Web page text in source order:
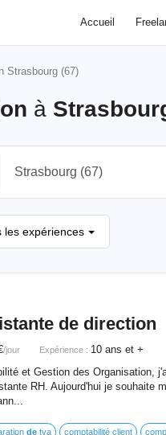
Accueil
Strasbourg (67)
à
les expériences
de direction
/jour Expérience : 10 ans et +
et Gestion des Organisation,
RH. Aujourd'hui je souhaite
detva comptabilité client